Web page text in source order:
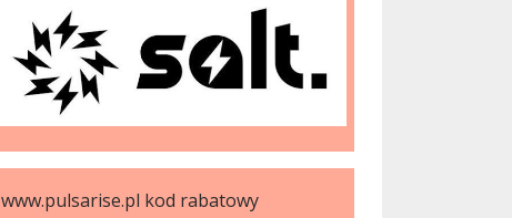
www.pulsarise.pl kod rabatowy